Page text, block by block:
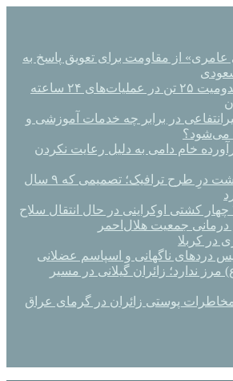
از مقاومت برای تعویق پاسخ به
فوت ۴ نفر و مصدومیت ۲۵ تن در عملیات‌های ۲۴ ساعته
در برابر چه خدمات آموزشی و
می‌شود؟
تن فرآورده خام دامی به دلیل رعایت نکردن
موتورسیکلت‌ها پشت درِ طرح ترافیک؛ تصمیمی که ۹ سال
جمعیت هلال‌احمر
در کربلا
پس دردهای ناگهانی و اسپاسم عضلانی
ندارد؛ زائران گیلانی در مسیر
پوستی زائران در گرمای عراق